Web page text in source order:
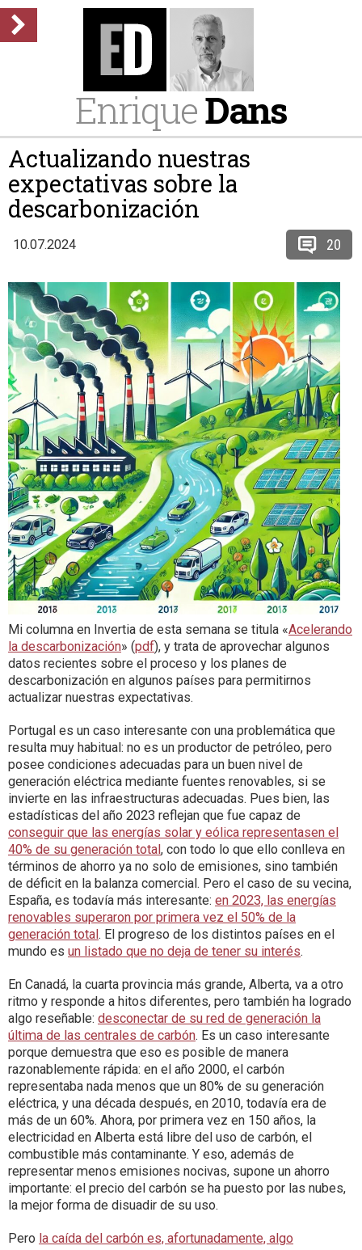
EnriqueDans
Actualizando nuestras
expectativas sobre la
descarbonización
10.07.2024 20
Mi columna en Invertia de esta semana se titula «Acelerando
la descarbonización» (pdf), y trata de aprovechar algunos
datos recientes sobre el proceso y los planes de
descarbonización en algunos países para permitirnos
actualizar nuestras expectativas.
Portugal es un caso interesante con una problemática que
resulta muy habitual: no es un productor de petróleo, pero
posee condiciones adecuadas para un buen nivel de
generación eléctrica mediante fuentes renovables, si se
invierte en las infraestructuras adecuadas. Pues bien, las
estadísticas del año 2023 reflejan que fue capaz de
conseguir que las energías solar y eólica representasen el
40% de su generación total , con todo lo que ello conlleva en
términos de ahorro ya no solo de emisiones, sino también
de déficit en la balanza comercial. Pero el caso de su vecina,
España, es todavía más interesante: en 2023, las energías
renovables superaron por primera vez el 50% de la
generación total . El progreso de los distintos países en el
mundo es un listado que no deja de tener su interés.
En Canadá, la cuarta provincia más grande, Alberta, va a otro
ritmo y responde a hitos diferentes, pero también ha logrado
algo reseñable: desconectar de su red de generación la
última de las centrales de carbón. Es un caso interesante
porque demuestra que eso es posible de manera
razonablemente rápida: en el año 2000, el carbón
representaba nada menos que un 80% de su generación
eléctrica, y una década después, en 2010, todavía era de
más de un 60%. Ahora, por primera vez en 150 años, la
electricidad en Alberta está libre del uso de carbón, el
combustible más contaminante. Y eso, además de
representar menos emisiones nocivas, supone un ahorro
importante: el precio del carbón se ha puesto por las nubes,
la mejor forma de disuadir de su uso.
Pero la caída del carbón es, afortunadamente, algo